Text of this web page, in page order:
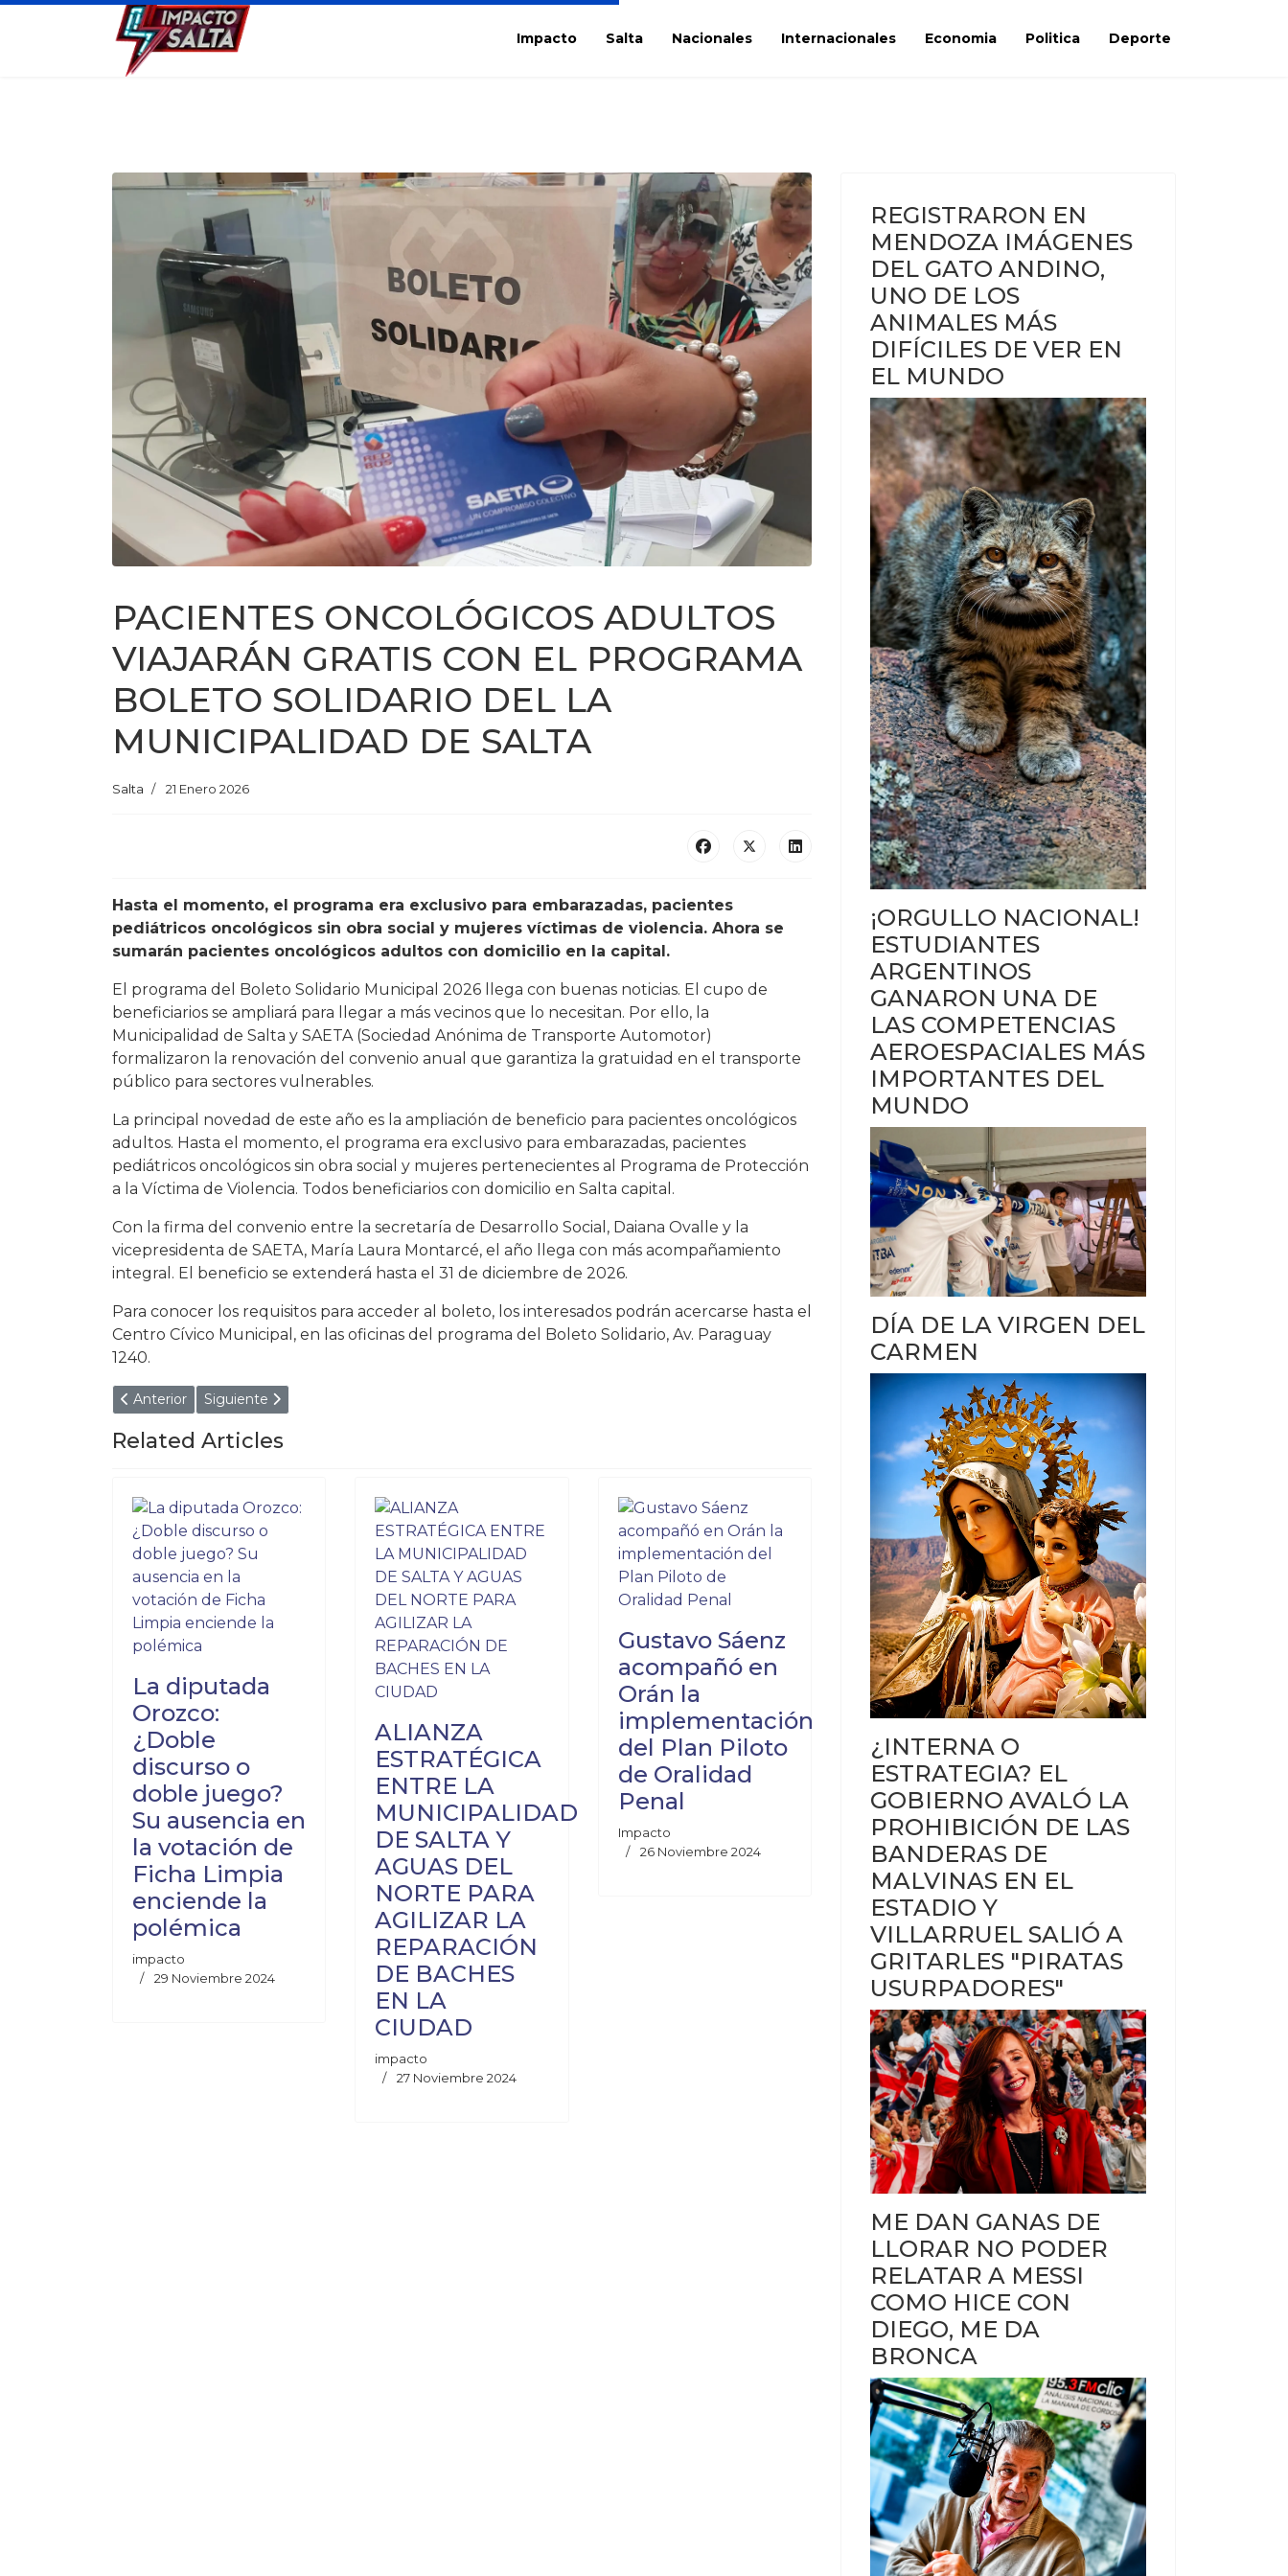
Impacto Salta Nacionales Internacionales Economia Politica Deporte
PACIENTES ONCOLÓGICOS ADULTOS
VIAJARÁN GRATIS CON EL PROGRAMA
BOLETO SOLIDARIO DEL LA
MUNICIPALIDAD DE SALTA
Salta 21 Enero 2026
Hasta el momento, el programa era exclusivo para embarazadas, pacientes
pediátricos oncológicos sin obra social y mujeres víctimas de violencia. Ahora se
sumarán pacientes oncológicos adultos con domicilio en la capital.
El programa del Boleto Solidario Municipal 2026 llega con buenas noticias. El cupo de
beneficiarios se ampliará para llegar a más vecinos que lo necesitan. Por ello, la
Municipalidad de Salta y SAETA (Sociedad Anónima de Transporte Automotor)
formalizaron la renovación del convenio anual que garantiza la gratuidad en el transporte
público para sectores vulnerables.
La principal novedad de este año es la ampliación de beneficio para pacientes oncológicos
adultos. Hasta el momento, el programa era exclusivo para embarazadas, pacientes
pediátricos oncológicos sin obra social y mujeres pertenecientes al Programa de Protección
a la Víctima de Violencia. Todos beneficiarios con domicilio en Salta capital.
Con la firma del convenio entre la secretaría de Desarrollo Social, Daiana Ovalle y la
vicepresidenta de SAETA, María Laura Montarcé, el año llega con más acompañamiento
integral. El beneficio se extenderá hasta el 31 de diciembre de 2026.
Para conocer los requisitos para acceder al boleto, los interesados podrán acercarse hasta el
Centro Cívico Municipal, en las oficinas del programa del Boleto Solidario, Av. Paraguay
1240.
Artículo anterior: EL QUE NO CONOCE A DIOS, A CUALQUIER SANTO LE REZA: ELIGIERON A LA EMPANADA TUCUMANA COMO LA MEJOR
Anterior Artículo siguiente: IMPACTANTE BOCHORNO EN CHILE: AL BOXEADOR SALTEÑO RELÁMPAGO NAHUEL TORRES LE “ROBARON” EL TÍTULO MUNDIAL
Siguiente
Related Articles
La diputada
Orozco:
¿Doble
discurso o
doble juego?
Su ausencia en
la votación de
Ficha Limpia
enciende la
polémica
impacto
29 Noviembre 2024
ALIANZA
ESTRATÉGICA
ENTRE LA
MUNICIPALIDAD
DE SALTA Y
AGUAS DEL
NORTE PARA
AGILIZAR LA
REPARACIÓN
DE BACHES
EN LA
CIUDAD
impacto
27 Noviembre 2024
Gustavo Sáenz
acompañó en
Orán la
implementación
del Plan Piloto
de Oralidad
Penal
Impacto
26 Noviembre 2024
REGISTRARON EN
MENDOZA IMÁGENES
DEL GATO ANDINO,
UNO DE LOS
ANIMALES MÁS
DIFÍCILES DE VER EN
EL MUNDO
¡ORGULLO NACIONAL!
ESTUDIANTES
ARGENTINOS
GANARON UNA DE
LAS COMPETENCIAS
AEROESPACIALES MÁS
IMPORTANTES DEL
MUNDO
DÍA DE LA VIRGEN DEL
CARMEN
¿INTERNA O
ESTRATEGIA? EL
GOBIERNO AVALÓ LA
PROHIBICIÓN DE LAS
BANDERAS DE
MALVINAS EN EL
ESTADIO Y
VILLARRUEL SALIÓ A
GRITARLES "PIRATAS
USURPADORES"
ME DAN GANAS DE
LLORAR NO PODER
RELATAR A MESSI
COMO HICE CON
DIEGO, ME DA
BRONCA